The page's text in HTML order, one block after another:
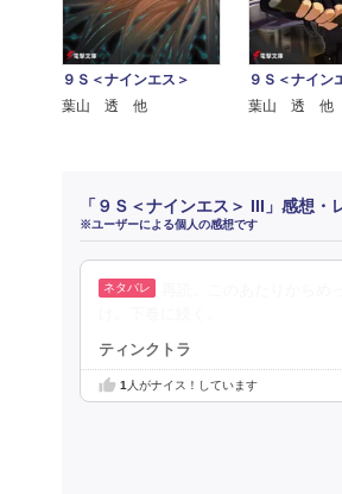
９Ｓ＜ナインエス＞
葉山 透 他
９Ｓ＜ナイン
葉山 透 他
「９Ｓ＜ナインエス＞ III」感想・
※ユーザーによる個人の感想です
ティンクトラ
1 人がナイス！しています